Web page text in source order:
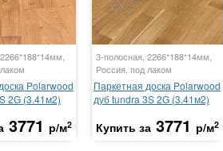
Polarwood
2G (3.41м2)
3771 р/м2
3-полосная, 2266*188*14мм,
Россия, под лаком
Паркетная доска Polarwood
дуб tundra 3S 2G (3.41м2)
Купить за 3771 р/м2